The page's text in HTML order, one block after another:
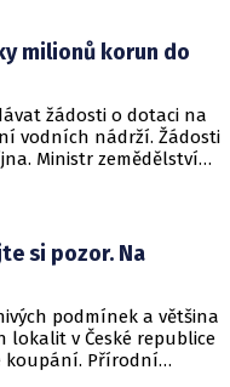
v průběhu příštího
milionů korun do
žádosti o dotaci na
vodních nádrží. Žádosti
Ministr zemědělství
ministerstvo
si pozor. Na
podmínek a většina
v České republice
koupání. Přírodní